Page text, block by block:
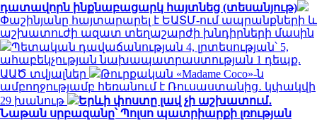
դատավորն ինքնաբացարկ հայտնեց (տեսանյութ)
Փաշինյանը հայտարարել է ԵԱՏՄ-ում ապրանքների և
աշխատուժի ազատ տեղաշարժի խնդիրների մասին
Պետական դավաճանության 4, լրտեսության՝ 5,
ահաբեկչության նախապատրաստության 1 դեպք.
ԱԱԾ տվյալներ
Թուրքական «Madame Coco»-ն
ամբողջությամբ հեռանում է Ռուսաստանից․ կփակվի
29 խանութ
Երևի փոստը լավ չի աշխատում․
Նաթան սրբազանը՝ Պոլսո պատրիարքի լռության